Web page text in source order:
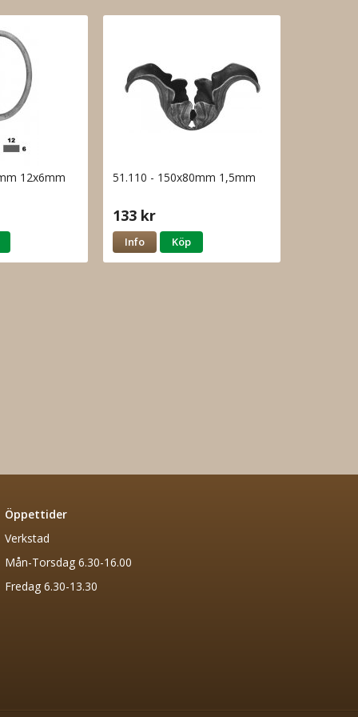
12x6mm 51.110 - 150x80mm 1,5mm
133 kr
Info Köp
Öppettider
Verkstad
Mån-Torsdag 6.30-16.00
Fredag 6.30-13.30